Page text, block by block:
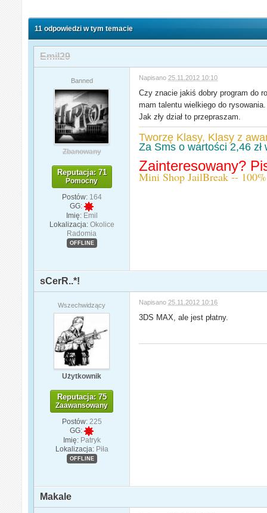
11 odpowiedzi w tym temacie
Emil29
Banned
Zbanowany
Reputacja: 71
Pomocny
Postów: 164
GG:
Imię: Emil
Lokalizacja: Okolice
Radomia
OFFLINE
Napisano 25.11.2012 10:10
Czy znacie jakiś dobry program do
mam talentu wielkiego do rysowania.
Jak zły dział to przepraszam.
Tworzę Klasy, Klasy z
Za Sms o wartości 2,46
Zainteresowany?
Mini Shop JailBreak --
sCerR..*!
Wszechwidzący
Użytkownik
Reputacja: 75
Zaawansowany
Postów: 225
GG:
Imię: Patryk
Lokalizacja: Piła
OFFLINE
Napisano 25.11.2012 10:16
3DS MAX, ale jest płatny.
Makale